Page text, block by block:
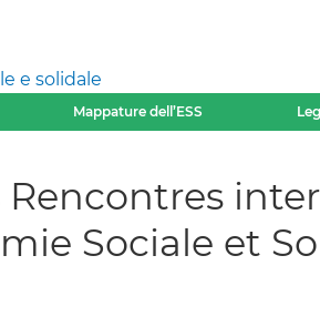
e solidale
Mappature dell’ESS
Rencontres
Sociale et